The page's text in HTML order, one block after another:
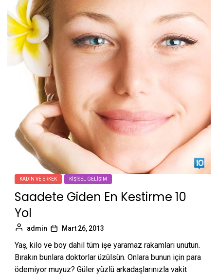
KADIN VE ERKEK KIŞISEL GELIŞIM
Saadete Giden En Kestirme 10
Yol
admin Mart 26, 2013
Yaş, kilo ve boy dahil tüm işe yaramaz rakamları unutun.
Bırakın bunlara doktorlar üzülsün. Onlara bunun için para
ödemiyor muyuz? Güler yüzlü arkadaşlarınızla vakit